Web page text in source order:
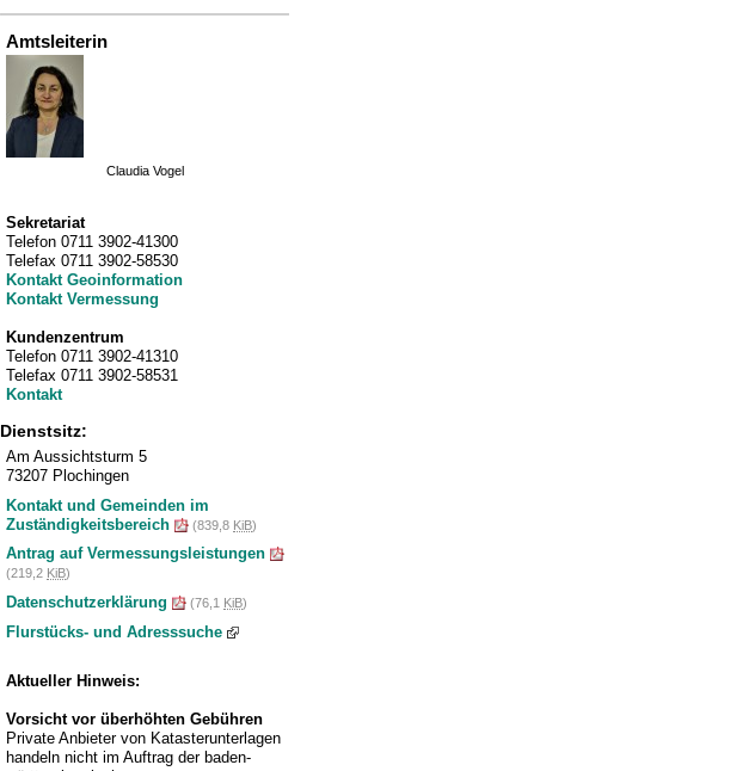
Amtsleiterin
Claudia Vogel
Sekretariat
Telefon 0711 3902-41300
Telefax 0711 3902-58530
Kontakt Geoinformation
Kontakt Vermessung
Kundenzentrum
Telefon 0711 3902-41310
Telefax 0711 3902-58531
Kontakt
Dienstsitz:
Am Aussichtsturm 5
73207 Plochingen
Kontakt und Gemeinden im
Zuständigkeitsbereich
(839,8 KiB)
Antrag auf Vermessungsleistungen
(219,2 KiB)
Datenschutzerklärung (76,1 KiB)
Flurstücks- und Adresssuche
Aktueller Hinweis:
Vorsicht vor überhöhten Gebühren
Private Anbieter von Katasterunterlagen
handeln nicht im Auftrag der baden-